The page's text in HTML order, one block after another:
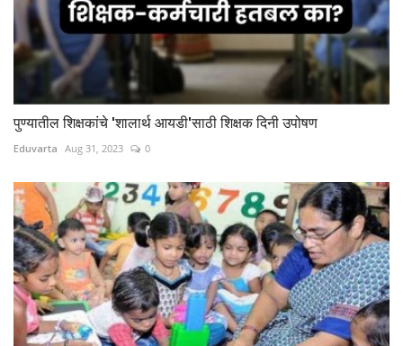
पुण्यातील शिक्षकांचे 'शालार्थ आयडी'साठी शिक्षक दिनी उपोषण
Eduvarta Aug 31, 2023 0